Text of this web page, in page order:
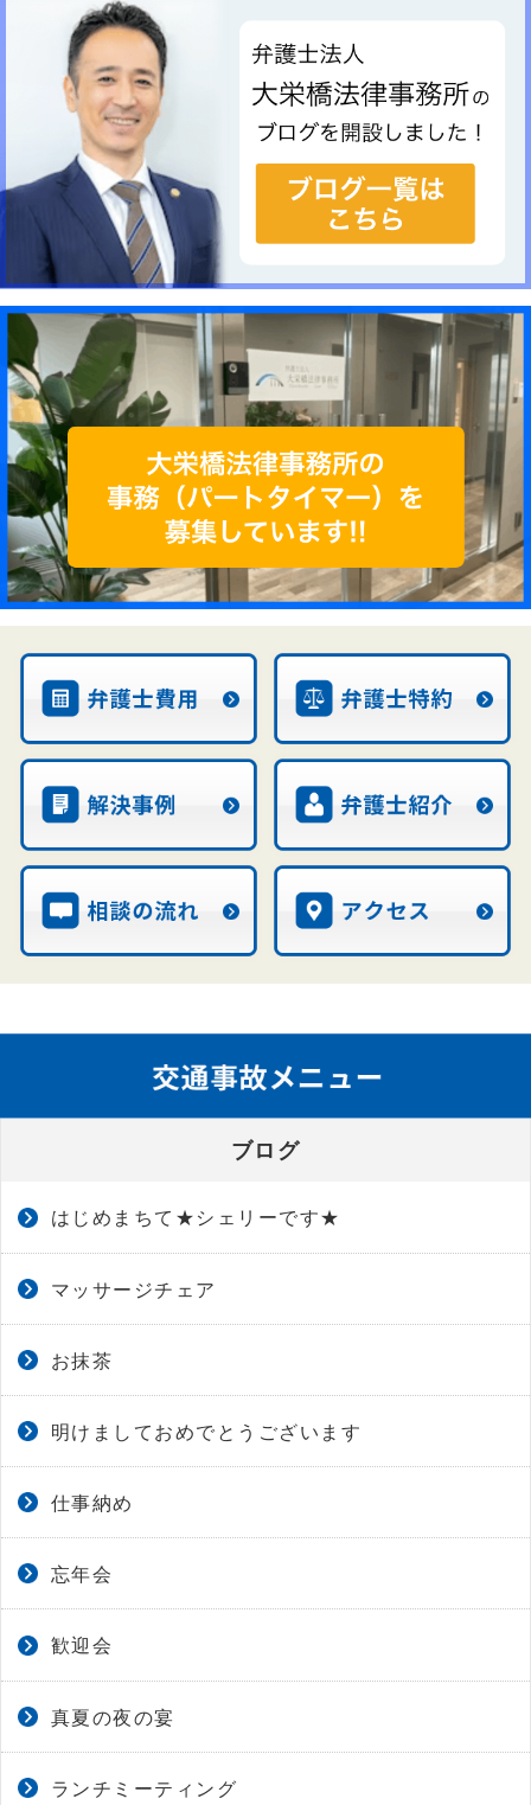
ブログ
はじめまちて★シェリーです★
マッサージチェア
お抹茶
明けましておめでとうございます
仕事納め
忘年会
歓迎会
真夏の夜の宴
ランチミーティング